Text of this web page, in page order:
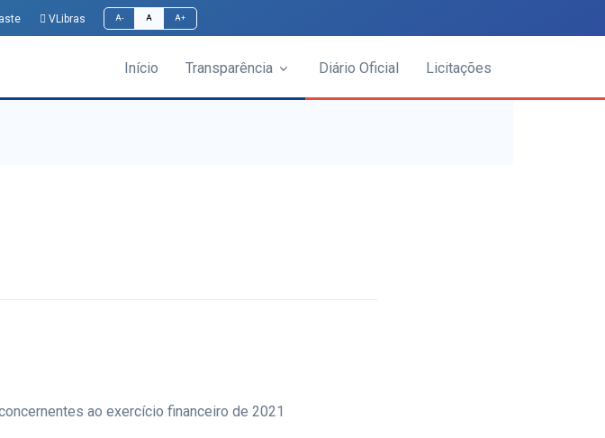
VLibras A- A A+
Início Transparência Diário Oficial Licitações
ao exercício financeiro de 2021